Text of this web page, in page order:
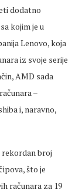
dodatno
kojim je u
Lenovo, koja
iz svoje serije
AMD sada
–
i, naravno,
broj
što je
računara za 19